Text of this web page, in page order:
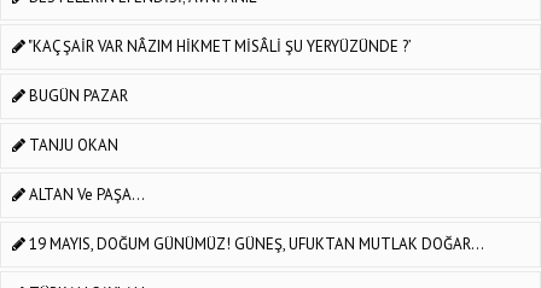
"KAÇ ŞAİR VAR NÂZIM HİKMET MİSÂLİ ŞU YERYÜZÜNDE ?’
BUGÜN PAZAR
TANJU OKAN
ALTAN Ve PAŞA...
19 MAYIS, DOĞUM GÜNÜMÜZ! GÜNEŞ, UFUKTAN MUTLAK DOĞAR…